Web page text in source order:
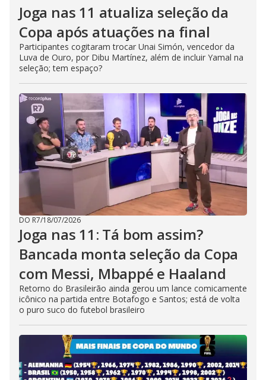
Joga nas 11 atualiza seleção da
Copa após atuações na final
Participantes cogitaram trocar Unai Simón, vencedor da
Luva de Ouro, por Dibu Martínez, além de incluir Yamal na
seleção; tem espaço?
DO R7/18/07/2026
Joga nas 11: Tá bom assim?
Bancada monta seleção da Copa
com Messi, Mbappé e Haaland
Retorno do Brasileirão ainda gerou um lance comicamente
icônico na partida entre Botafogo e Santos; está de volta
o puro suco do futebol brasileiro